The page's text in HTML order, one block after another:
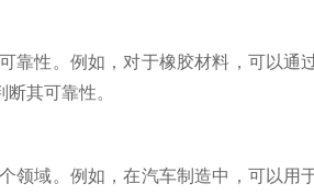
性。例如，对于橡胶材料，可以通
其可靠性。
域。例如，在汽车制造中，可以用